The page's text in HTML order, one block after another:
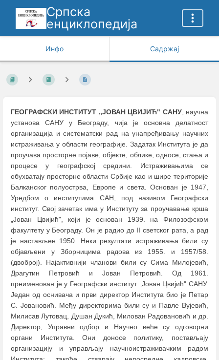
Српска
енциклопедија
Инфо Садржај
ГЕОГРАФСКИ ИНСТИТУТ „ЈОВАН ЦВИЈИЋ" САНУ, научна
установа САНУ у Београду, чија је основна делатност
организација и систематски рад на унапређивању научних
истраживања у области географије. Задатак Института је да
проучава просторне појаве, објекте, облике, односе, стања и
процесе у географској средини. Истраживањима се
обухватају просторне области Србије као и шире територије
Балканског полуострва, Европе и света. Основан је 1947,
Уредбом о институтима САН, под називом Географски
институт. Свој зачетак има у Институту за проучавање крша
„Јован Цвијић", који је основан 1939. на Филозофском
факултету у Београду. Он је радио до II светског рата, а рад
је настављен 1950. Неки резултати истраживања били су
објављени у Зборницима радова из 1955. и 1957/58.
(двоброј). Најактивнији чланови били су Сима Милојевић,
Драгутин Петровић и Јован Петровић. Од 1961.
преименован је у Географски институт „Јован Цвијић" САНУ.
Један од оснивача и први директор Института био је Петар
С. Јовановић. Међу директорима били су и Павле Вујевић,
Милисав Лутовац, Душан Дукић, Милован Радовановић и др.
Директор, Управни одбор и Научно веће су одговорни
органи Института. Они доносе политику, постављају
организацију и управљају научноистраживачким радом